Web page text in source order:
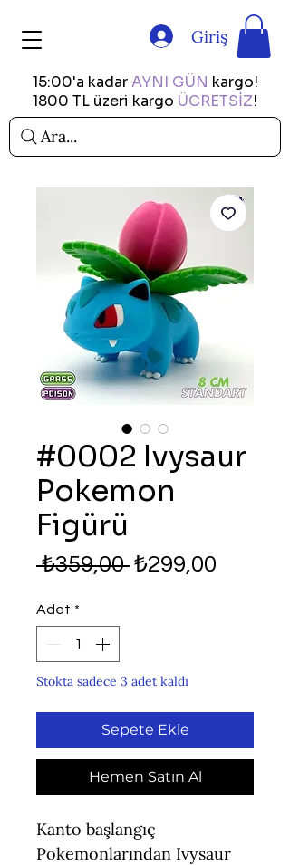
1800 TL üzeri kargo ÜCRETSİZ!
15:00'a kadar AYNI GÜN kargo!
Ara...
Giriş
#0002 Ivysaur
Pokemon
Figürü
₺359,00 Normal
₺299,00
Adet *
Stokta sadece 3 adet kaldı
Sepete Ekle
Hemen Satın Al
Kanto başlangıç
Pokemonlarından Ivysaur